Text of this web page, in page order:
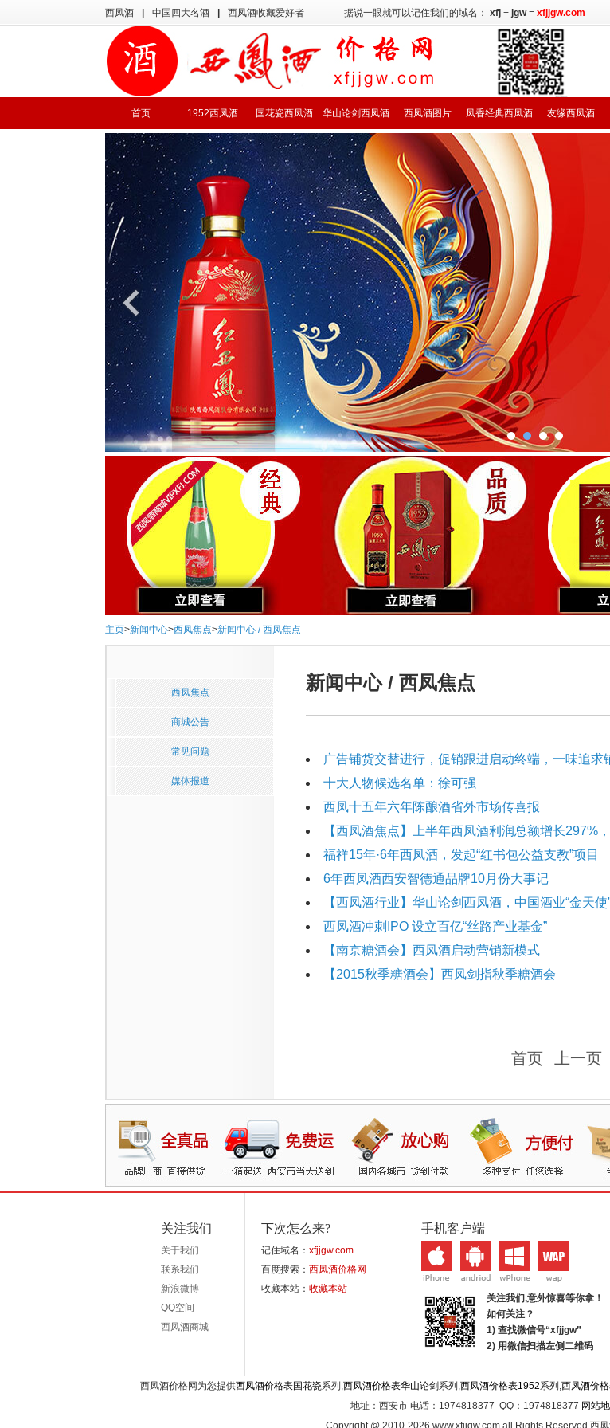
西凤酒 中国四大名酒 西凤酒收藏爱好者 据说一眼就可以记住我们的域名： xfj + jgw= xfjjgw.com
首页 1952西凤酒 国花瓷西凤酒 华山论剑西凤酒 西凤酒图片 凤香经典西凤酒 友缘西凤酒
主页>新闻中心>西凤焦点>新闻中心 / 西凤焦点
西凤焦点
商城公告
常见问题
媒体报道
新闻中心 / 西凤焦点
广告铺货交替进行，促销跟进启动终端，一味追求
十大人物候选名单：徐可强
西凤十五年六年陈酿酒省外市场传喜报
【西凤酒焦点】上半年西凤酒利润总额增长297%
福祥15年·6年西凤酒，发起“红书包公益支教”项目
6年西凤酒西安智德通品牌10月份大事记
【西凤酒行业】华山论剑西凤酒，中国酒业“金天使
西凤酒冲刺IPO 设立百亿“丝路产业基金”
【南京糖酒会】西凤酒启动营销新模式
【2015秋季糖酒会】西凤剑指秋季糖酒会
首页 上一页
关注我们
关于我们
联系我们
新浪微博
QQ空间
西凤酒商城
下次怎么来?
记住域名： xfjjgw.com
百度搜索： 西凤酒价格网
收藏本站： 收藏本站
手机客户端
关注我们,意外惊喜等你拿！
如何关注？
1) 查找微信号“xfjjgw”
2) 用微信扫描左侧二维码
西凤酒价格网为您提供西凤酒价格表国花瓷系列,西凤酒价格表华山论剑 系列,西凤酒价格表1952系列,西凤酒价
地址：西安市 电话：1974818377 QQ：1974818377 网站
Copyright @ 2010-2026 www.xfjjgw.com all Rights Reserved 西凤